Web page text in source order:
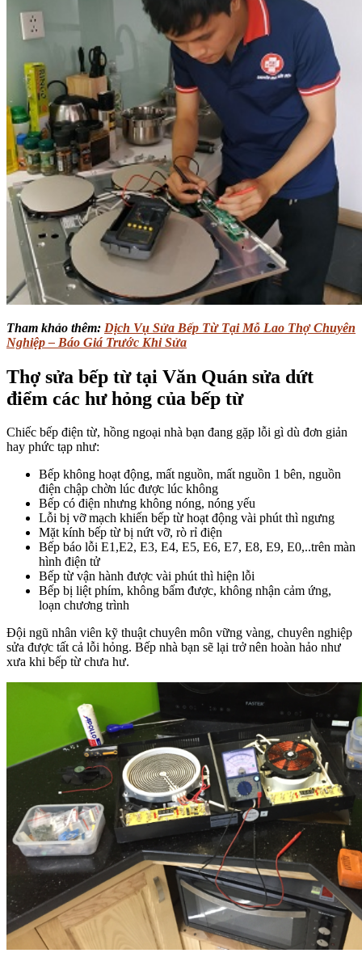
Tham khảo thêm: Dịch Vụ Sửa Bếp Từ Tại Mỗ Lao Thợ Chuyên
Nghiệp – Báo Giá Trước Khi Sửa
Thợ sửa bếp từ tại Văn Quán sửa dứt
điểm các hư hỏng của bếp từ
Chiếc bếp điện từ, hồng ngoại nhà bạn đang gặp lỗi gì dù đơn giản
hay phức tạp như:
Bếp không hoạt động, mất nguồn, mất nguồn 1 bên, nguồn
điện chập chờn lúc được lúc không
Bếp có điện nhưng không nóng, nóng yếu
Lỗi bị vỡ mạch khiến bếp từ hoạt động vài phút thì ngưng
Mặt kính bếp từ bị nứt vỡ, rò rỉ điện
Bếp báo lỗi E1,E2, E3, E4, E5, E6, E7, E8, E9, E0,..trên màn
hình điện tử
Bếp từ vận hành được vài phút thì hiện lỗi
Bếp bị liệt phím, không bấm được, không nhận cảm ứng,
loạn chương trình
Đội ngũ nhân viên kỹ thuật chuyên môn vững vàng, chuyên nghiệp
sửa được tất cả lỗi hỏng. Bếp nhà bạn sẽ lại trở nên hoàn hảo như
xưa khi bếp từ chưa hư.